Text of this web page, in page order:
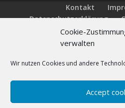
Cookie-
verwalten
Wir nutzen Cookies und andere
Accept
Kontakt
Datenschutzerklärung
FAQs